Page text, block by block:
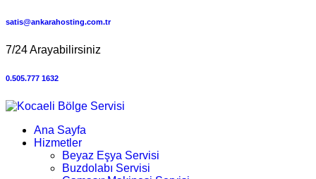
satis@ankarahosting.com.tr
7/24 Arayabilirsiniz
0.505.777 1632
Ana Sayfa
Hizmetler
Beyaz Eşya Servisi
Buzdolabı Servisi